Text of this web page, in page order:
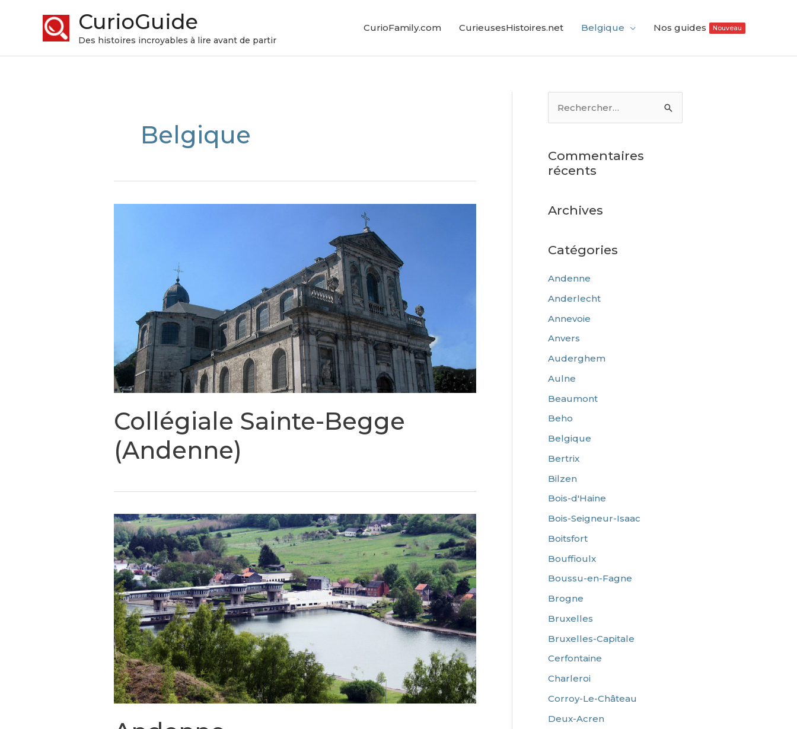
CurioGuide
Des histoires incroyables à lire avant de partir
CurioFamily.com CurieusesHistoires.net Belgique Nos guides Nouveau
Belgique
Collégiale Sainte-Begge
(Andenne)
Commentaires
récents
Archives
Catégories
Andenne
Anderlecht
Annevoie
Anvers
Auderghem
Aulne
Beaumont
Beho
Belgique
Bertrix
Bilzen
Bois-d'Haine
Bois-Seigneur-Isaac
Boitsfort
Bouffioulx
Boussu-en-Fagne
Brogne
Bruxelles
Bruxelles-Capitale
Cerfontaine
Charleroi
Corroy-Le-Château
Deux-Acren